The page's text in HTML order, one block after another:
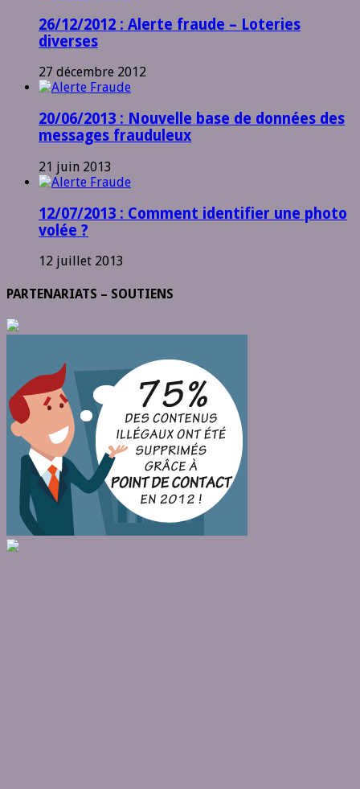
26/12/2012 : Alerte fraude – Loteries
diverses
27 décembre 2012
20/06/2013 : Nouvelle base de données des
messages frauduleux
21 juin 2013
12/07/2013 : Comment identifier une photo
volée ?
12 juillet 2013
PARTENARIATS – SOUTIENS